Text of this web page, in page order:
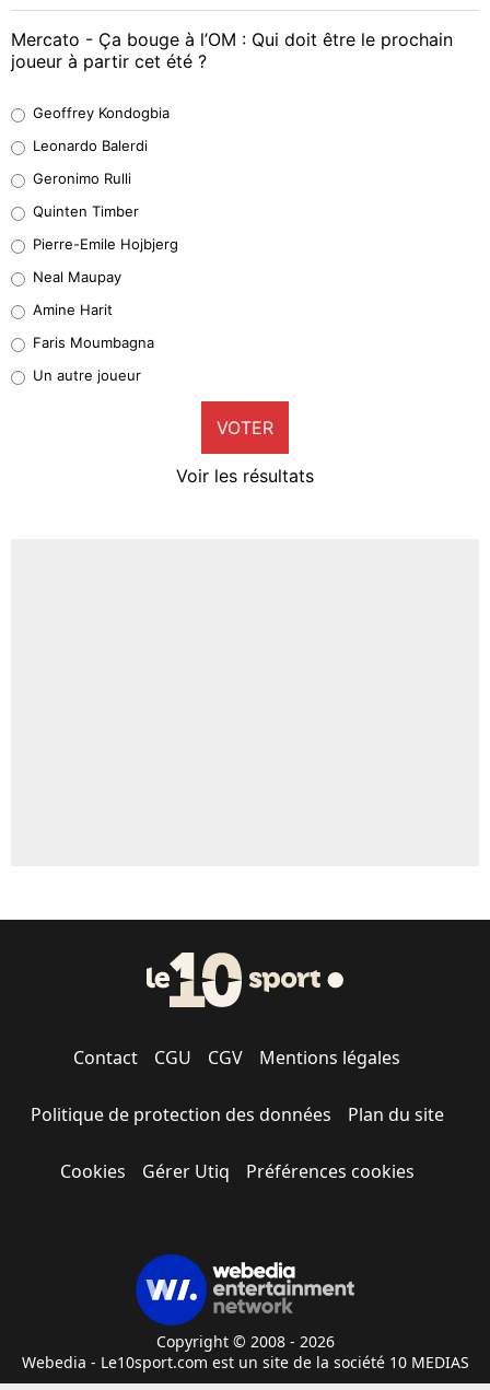
Mercato - Ça bouge à l’OM : Qui doit être le prochain
joueur à partir cet été ?
38%
32%
5%
1%
9%
Geoffrey Kondogbia
Leonardo Balerdi
Geronimo Rulli
Quinten Timber
Pierre-Emile Hojbjerg
Neal Maupay
Amine Harit
Faris Moumbagna
Un autre joueur
VOTER
Voir les résultats
Contact CGU CGV Mentions légales
Politique de protection des données Plan du site
Cookies Gérer Utiq Préférences cookies
Copyright © 2008 - 2026
Webedia - Le10sport.com est un site de la société 10 MEDIAS